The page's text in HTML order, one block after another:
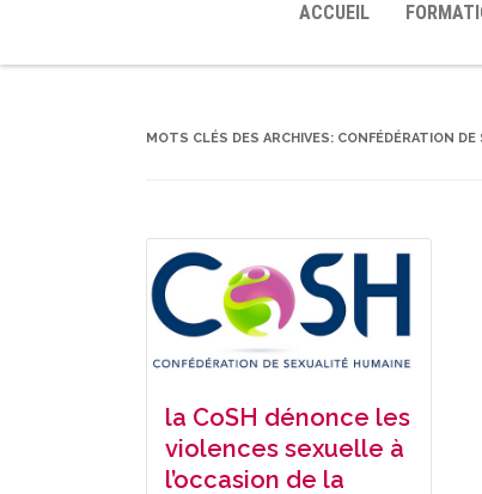
ACCUEIL
MOTS CLÉS DES ARCHIVES: CONFÉDÉRATION
la CoSH dénonce les
violences sexuelle à
l’occasion de la